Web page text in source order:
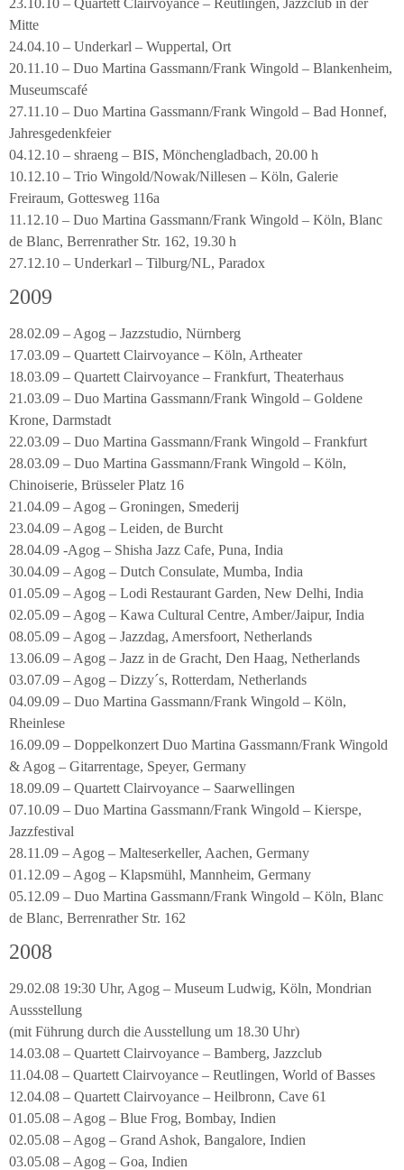
23.10.10 – Quartett Clairvoyance – Reutlingen, Jazzclub in der
Mitte
24.04.10 – Underkarl – Wuppertal, Ort
20.11.10 – Duo Martina Gassmann/Frank Wingold – Blankenheim,
Museumscafé
27.11.10 – Duo Martina Gassmann/Frank Wingold – Bad Honnef,
Jahresgedenkfeier
04.12.10 – shraeng – BIS, Mönchengladbach, 20.00 h
10.12.10 – Trio Wingold/Nowak/Nillesen – Köln, Galerie
Freiraum, Gottesweg 116a
11.12.10 – Duo Martina Gassmann/Frank Wingold – Köln, Blanc
de Blanc, Berrenrather Str. 162, 19.30 h
27.12.10 – Underkarl – Tilburg/NL, Paradox
2009
28.02.09 – Agog – Jazzstudio, Nürnberg
17.03.09 – Quartett Clairvoyance – Köln, Artheater
18.03.09 – Quartett Clairvoyance – Frankfurt, Theaterhaus
21.03.09 – Duo Martina Gassmann/Frank Wingold – Goldene
Krone, Darmstadt
22.03.09 – Duo Martina Gassmann/Frank Wingold – Frankfurt
28.03.09 – Duo Martina Gassmann/Frank Wingold – Köln,
Chinoiserie, Brüsseler Platz 16
21.04.09 – Agog – Groningen, Smederij
23.04.09 – Agog – Leiden, de Burcht
28.04.09 -Agog – Shisha Jazz Cafe, Puna, India
30.04.09 – Agog – Dutch Consulate, Mumba, India
01.05.09 – Agog – Lodi Restaurant Garden, New Delhi, India
02.05.09 – Agog – Kawa Cultural Centre, Amber/Jaipur, India
08.05.09 – Agog – Jazzdag, Amersfoort, Netherlands
13.06.09 – Agog – Jazz in de Gracht, Den Haag, Netherlands
03.07.09 – Agog – Dizzy´s, Rotterdam, Netherlands
04.09.09 – Duo Martina Gassmann/Frank Wingold – Köln,
Rheinlese
16.09.09 – Doppelkonzert Duo Martina Gassmann/Frank Wingold
& Agog – Gitarrentage, Speyer, Germany
18.09.09 – Quartett Clairvoyance – Saarwellingen
07.10.09 – Duo Martina Gassmann/Frank Wingold – Kierspe,
Jazzfestival
28.11.09 – Agog – Malteserkeller, Aachen, Germany
01.12.09 – Agog – Klapsmühl, Mannheim, Germany
05.12.09 – Duo Martina Gassmann/Frank Wingold – Köln, Blanc
de Blanc, Berrenrather Str. 162
2008
29.02.08 19:30 Uhr, Agog – Museum Ludwig, Köln, Mondrian
Aussstellung
(mit Führung durch die Ausstellung um 18.30 Uhr)
14.03.08 – Quartett Clairvoyance – Bamberg, Jazzclub
11.04.08 – Quartett Clairvoyance – Reutlingen, World of Basses
12.04.08 – Quartett Clairvoyance – Heilbronn, Cave 61
01.05.08 – Agog – Blue Frog, Bombay, Indien
02.05.08 – Agog – Grand Ashok, Bangalore, Indien
03.05.08 – Agog – Goa, Indien